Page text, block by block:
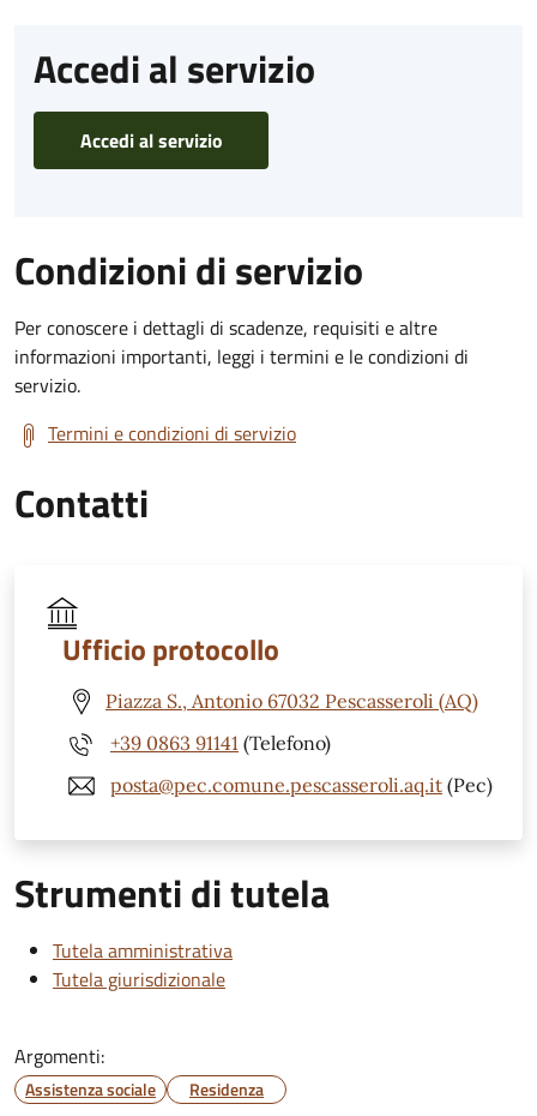
Accedi al servizio
Accedi al servizio
Condizioni di servizio
Per conoscere i dettagli di scadenze, requisiti e altre
informazioni importanti, leggi i termini e le condizioni di
servizio.
Termini e condizioni di servizio
Contatti
Ufficio protocollo
Piazza S., Antonio 67032 Pescasseroli (AQ)
+39 0863 91141 (Telefono)
posta@pec.comune.pescasseroli.aq.it (Pec)
Strumenti di tutela
Tutela amministrativa
Tutela giurisdizionale
Argomenti:
Assistenza sociale Residenza